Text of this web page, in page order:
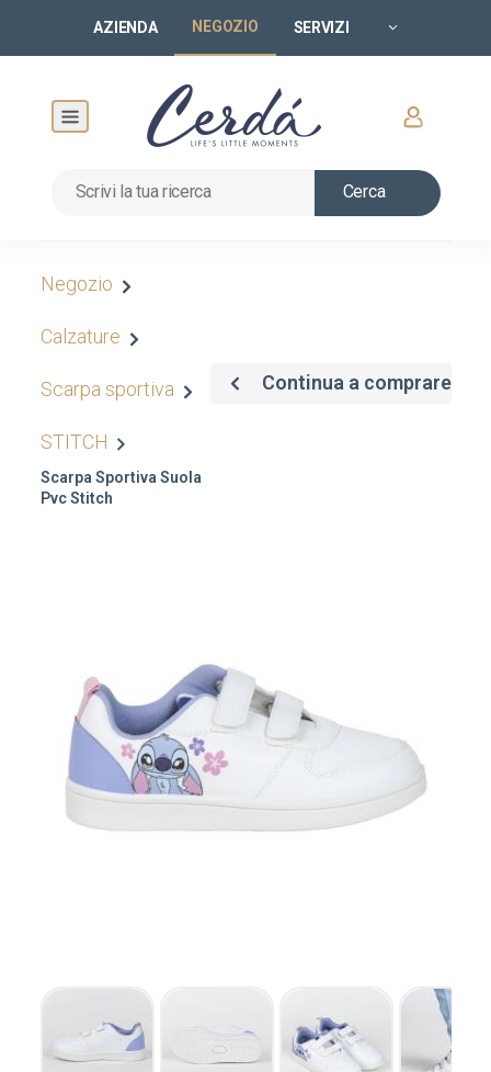
AZIENDA NEGOZIO SERVIZI
Cerca
Negozio
Calzature
Scarpa sportiva
STITCH
Scarpa Sportiva Suola
Pvc Stitch
Continua a comprare